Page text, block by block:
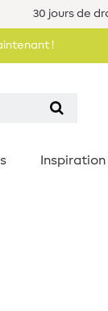
30 jours de
!
Inspiration